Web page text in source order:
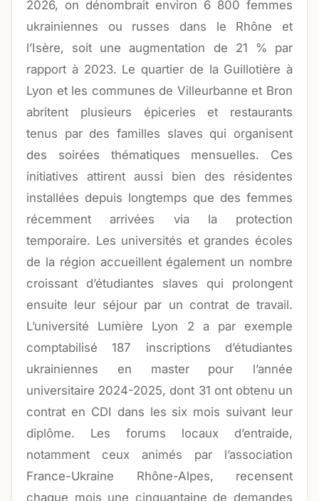
2026, on dénombrait environ 6 800 femmes
ukrainiennes ou russes dans le Rhône et
l’Isère, soit une augmentation de 21 % par
rapport à 2023. Le quartier de la Guillotière à
Lyon et les communes de Villeurbanne et Bron
abritent plusieurs épiceries et restaurants
tenus par des familles slaves qui organisent
des soirées thématiques mensuelles. Ces
initiatives attirent aussi bien des résidentes
installées depuis longtemps que des femmes
récemment arrivées via la protection
temporaire. Les universités et grandes écoles
de la région accueillent également un nombre
croissant d’étudiantes slaves qui prolongent
ensuite leur séjour par un contrat de travail.
L’université Lumière Lyon 2 a par exemple
comptabilisé 187 inscriptions d’étudiantes
ukrainiennes en master pour l’année
universitaire 2024-2025, dont 31 ont obtenu un
contrat en CDI dans les six mois suivant leur
diplôme. Les forums locaux d’entraide,
notamment ceux animés par l’association
France-Ukraine Rhône-Alpes, recensent
chaque mois une cinquantaine de demandes